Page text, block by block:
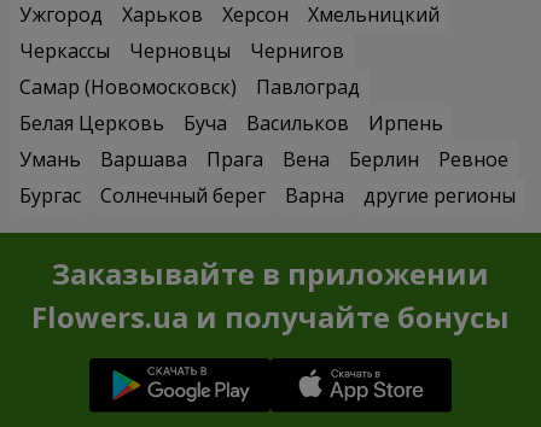
Ужгород
Харьков Херсон
Хмельницкий
Черкассы
Черновцы
Чернигов
Самар (Новомосковск)
Павлоград
Белая Церковь
Буча Васильков
Ирпень
Умань
Варшава Прага Вена Берлин
Ревное
Бургас
Солнечный берег Варна другие регионы
Заказывайте в приложении
Flowers.ua и получайте бонусы